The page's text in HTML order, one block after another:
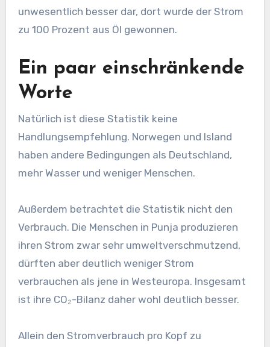
unwesentlich besser dar, dort wurde der Strom
zu 100 Prozent aus Öl gewonnen.
Ein paar einschränkende
Worte
Natürlich ist diese Statistik keine
Handlungsempfehlung. Norwegen und Island
haben andere Bedingungen als Deutschland,
mehr Wasser und weniger Menschen.
Außerdem betrachtet die Statistik nicht den
Verbrauch. Die Menschen in Punja produzieren
ihren Strom zwar sehr umweltverschmutzend,
dürften aber deutlich weniger Strom
verbrauchen als jene in Westeuropa. Insgesamt
ist ihre CO₂-Bilanz daher wohl deutlich besser.
Allein den Stromverbrauch pro Kopf zu